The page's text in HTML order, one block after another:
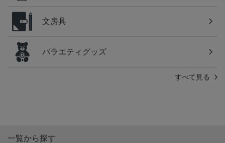
文房具
バラエティグッズ
すべて見る
一覧から探す